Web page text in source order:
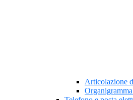
Articolazione
Organigramma